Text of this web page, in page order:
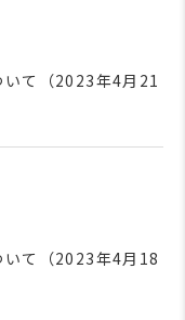
いて（2023年4月21
いて（2023年4月18